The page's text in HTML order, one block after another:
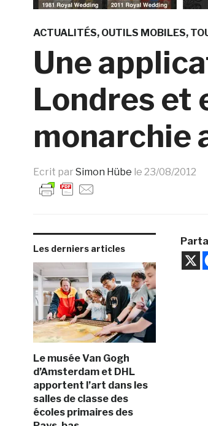
ACTUALITÉS OUTILS MOBILES
Une
Londres et
monarchie
Ecrit par Simon Hübe le 23/08/2012
Les derniers articles
Le musée Van Gogh
d’Amsterdam et DHL
apportent l’art dans les
salles de classe des
écoles primaires des